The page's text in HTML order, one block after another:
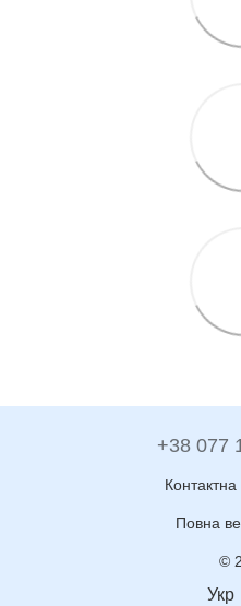
+38 077
Повна
©
Укр